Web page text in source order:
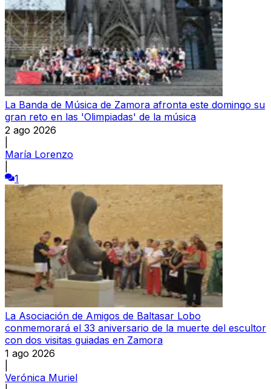
La Banda de Música de Zamora afronta este domingo su
gran reto en las 'Olimpiadas' de la música
2 ago 2026
María Lorenzo
1
La Asociación de Amigos de Baltasar Lobo
conmemorará el 33 aniversario de la muerte del escultor
con dos visitas guiadas en Zamora
1 ago 2026
Verónica Muriel